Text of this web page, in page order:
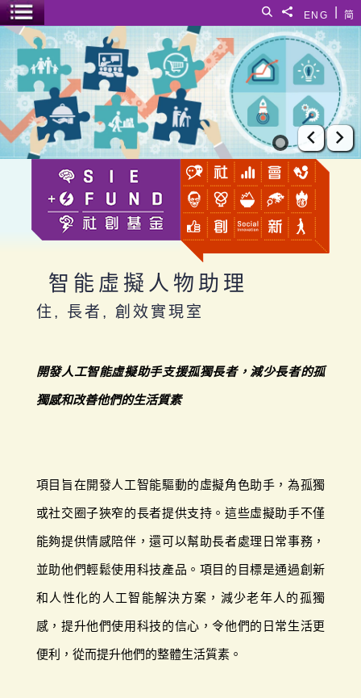
简
ENG
分享給
搜尋
選單開關
智能虛擬人物助理
上一張
下
智能虛擬人物助理
住, 長者, 創效實現室
開發人工智能虛擬助手支援孤獨長者，減少長者的孤
獨感和改善他們的生活質素
項目旨在開發人工智能驅動的虛擬角色助手，為孤獨
或社交圈子狹窄的長者提供支持。這些虛擬助手不僅
能夠提供情感陪伴，還可以幫助長者處理日常事務，
並助他們輕鬆使用科技產品。項目的目標是通過創新
和人性化的人工智能解決方案，減少老年人的孤獨
感，提升他們使用科技的信心，令他們的日常生活更
便利，從而提升他們的整體生活質素。